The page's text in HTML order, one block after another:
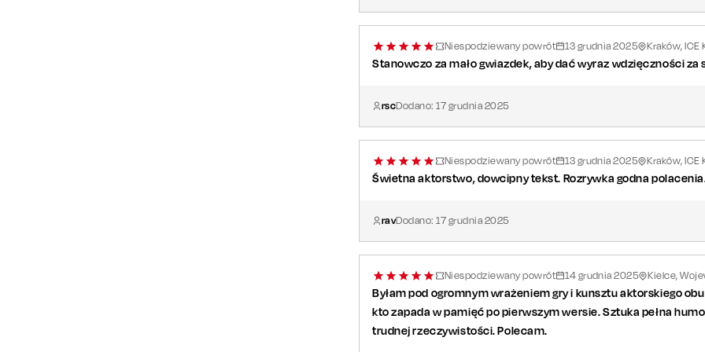
Niespodziewany powrót 13 grudnia 2025 Kraków, ICE
Stanowczo za mało gwiazdek, aby dać wyraz wdzięczności za
rscDodano:17 grudnia 2025
Niespodziewany powrót 13 grudnia 2025 Kraków, ICE
Świetna aktorstwo, dowcipny tekst. Rozrywka godna
ravDodano:17 grudnia 2025
Niespodziewany powrót 14 grudnia 2025 Kielce,
Byłam pod ogromnym wrażeniem gry i kunsztu aktorskiego
kto zapada w pamięć po pierwszym wersie. Sztuka pełna
trudnej rzeczywistości. Polecam.